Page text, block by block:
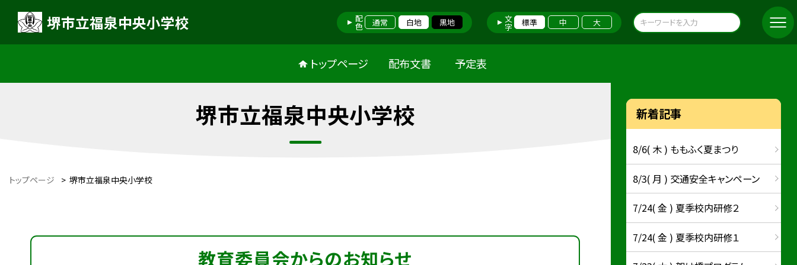
堺市立福泉中央小学校 配色 通常 白地 黒地 文字 標準 中 大
トップページ 配布文書 予定表
堺市立福泉中央小学校
トップページ > 堺市立福泉中央小学校
教育委員会からのお知らせ
新着記事
8/6( 木 ) ももふく夏まつり
8/3( 月 ) 交通安全キャンペーン
7/24( 金 ) 夏季校内研修２
7/24( 金 ) 夏季校内研修１